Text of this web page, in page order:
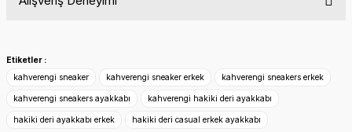
konularda yetersiz gördüğünüz noktaları öneri formunu
Ürün resmi kalitesiz, bozuk veya görüntülenemiyor.
Ürün açıklamasında eksik bilgiler bulunuyor.
Ürün bilgilerinde hatalar bulunuyor.
Etiketler :
kahverengi sneaker
kahverengi sneaker erkek kahverengi sneakers erkek
kahverengi sneakers ayakkabı kahverengi hakiki deri ayakkabı
hakiki deri ayakkabı erkek hakiki deri casual erkek ayakkabı